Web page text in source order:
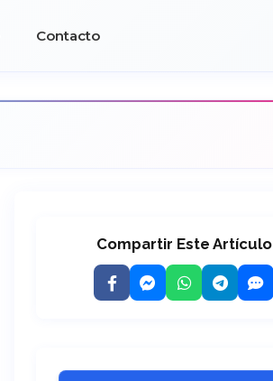
Contacto
Compartir Este Artículo